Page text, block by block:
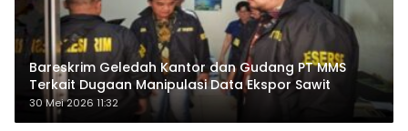
Bareskrim Geledah Kantor dan Gudang PT MMS
Terkait Dugaan Manipulasi Data Ekspor Sawit
30 Mei 2026 11:32